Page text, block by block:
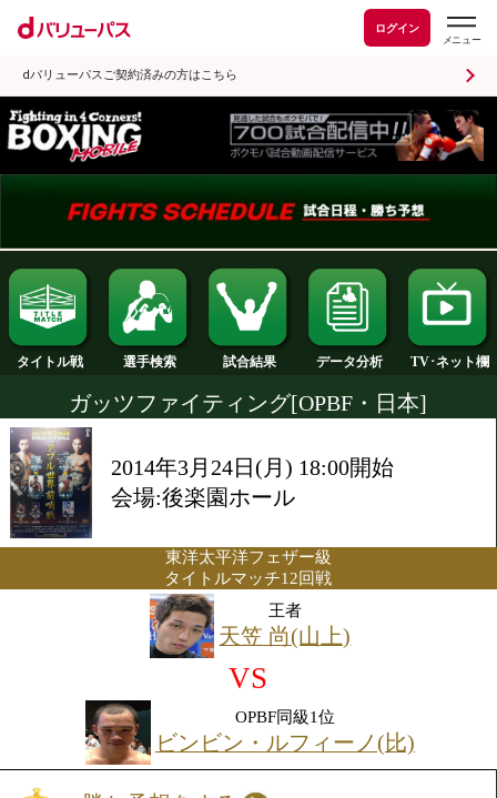
ログイン
dバリューパスご契約済みの方はこちら
タイトル戦
ガッツファイティング[OPBF・日
2014年3月24日(月) 18:00開始
会場:後楽園ホール
東洋太平洋フェザー級
王者
天笠 尚(山上)